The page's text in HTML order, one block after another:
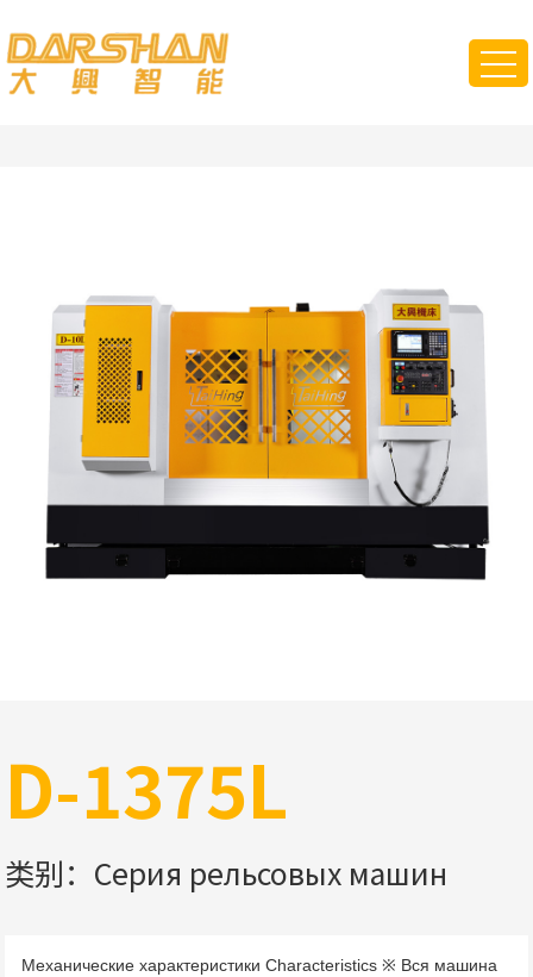
D-1375L
类别：Серия рельсовых машин
Механические характеристики Characteristics ※ Вся машина